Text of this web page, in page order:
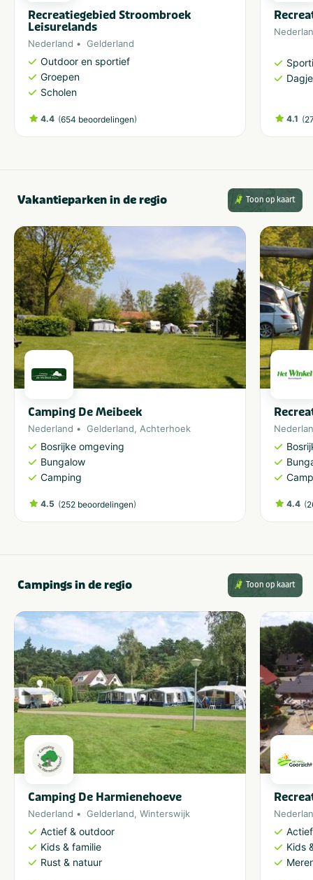
Recreatiegebied Stroombroek
Leisurelands
Nederland Gelderland
Outdoor en sportief
Groepen
Scholen
4.4 (654 beoordelingen) 4.1 (
Vakantieparken in de regio Toon op kaart
Camping De Meibeek
Nederland Gelderland, Achterhoek
Bosrijke omgeving
Bungalow
Camping
4.5 (252 beoordelingen) 4.4 (
Campings in de regio Toon op kaart
Camping De Harmienehoeve
Nederland Gelderland, Winterswijk
Actief & outdoor
Kids & familie
Rust & natuur
Kids